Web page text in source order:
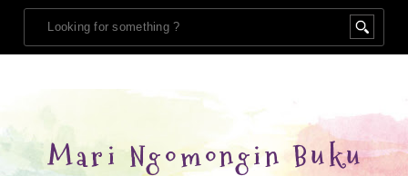
Mari Ngomongin Buku